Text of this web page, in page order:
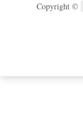
Copyright ©